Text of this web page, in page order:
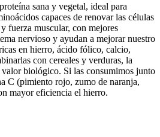
sana y vegetal, ideal para
capaces de renovar las células
fuerza muscular, con mejores
nervioso y ayudan a mejorar nuestro
en hierro, ácido fólico, calcio,
con cereales y verduras, la
biológico. Si las consumimos junto
C (pimiento rojo, zumo de naranja,
mayor eficiencia el hierro.